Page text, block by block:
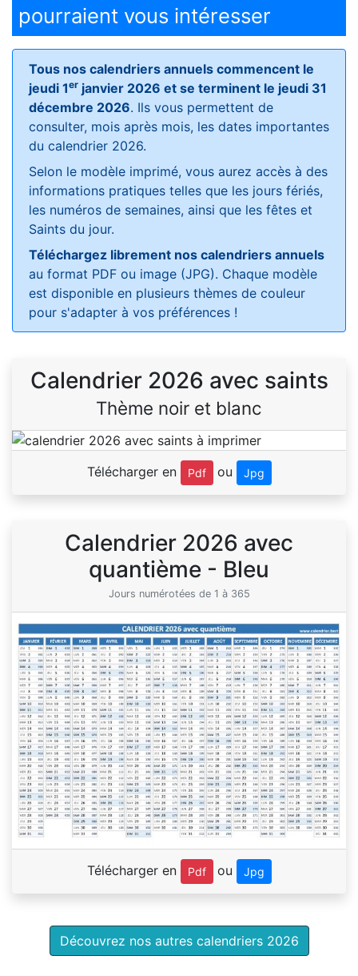
pourraient vous intéresser
Tous nos calendriers annuels commencent le
jeudi 1er janvier 2026 et se terminent le jeudi 31
décembre 2026. Ils vous permettent de
consulter, mois après mois, les dates importantes
du calendrier 2026.
Selon le modèle imprimé, vous aurez accès à des
informations pratiques telles que les jours fériés,
les numéros de semaines, ainsi que les fêtes et
Saints du jour.
Téléchargez librement nos calendriers annuels
au format PDF ou image (JPG). Chaque modèle
est disponible en plusieurs thèmes de couleur
pour s'adapter à vos préférences !
Calendrier 2026 avec saints
Thème noir et blanc
Télécharger en Pdf ou Jpg
Calendrier 2026 avec
quantième - Bleu
Jours numérotées de 1 à 365
Télécharger en Pdf ou Jpg
Découvrez nos autres calendriers 2026